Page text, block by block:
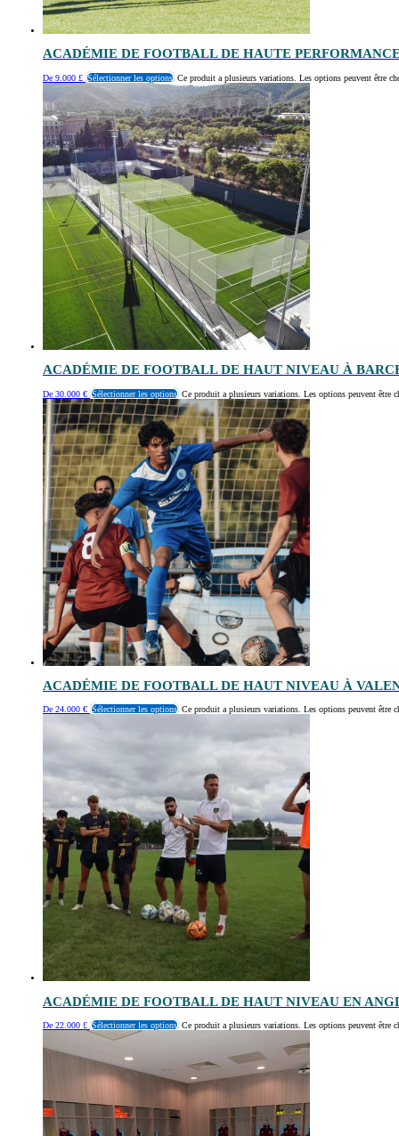
ACADÉMIE DE FOOTBALL DE HAUTE
De 9.000 £ Sélectionner les options Ce produit a plusieurs variations. Les options peuvent être
ACADÉMIE DE FOOTBALL DE HAUT NIVEAU À
De 30.000 € Sélectionner les options Ce produit a plusieurs variations. Les options peuvent être
ACADÉMIE DE FOOTBALL DE HAUT NIVEAU À
De 24.000 € Sélectionner les options Ce produit a plusieurs variations. Les options peuvent être
ACADÉMIE DE FOOTBALL DE HAUT NIVEAU EN
De 22.000 £ Sélectionner les options Ce produit a plusieurs variations. Les options peuvent être